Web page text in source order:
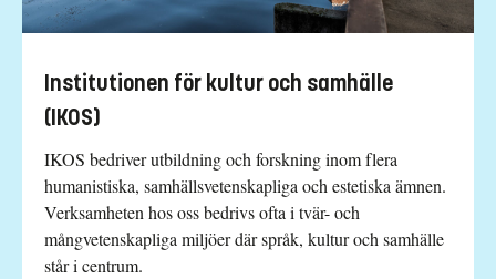
Institutionen för kultur och samhälle
(IKOS)
IKOS bedriver utbildning och forskning inom flera
humanistiska, samhällsvetenskapliga och estetiska ämnen.
Verksamheten hos oss bedrivs ofta i tvär- och
mångvetenskapliga miljöer där språk, kultur och samhälle
står i centrum.